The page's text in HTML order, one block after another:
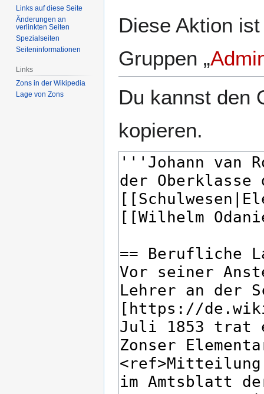
Diese Aktion
Gruppen „
Du kannst den
kopieren.
Links auf diese Seite
Änderungen an
verlinkten Seiten
Spezialseiten
Seiten­­informationen
Links
Zons in der Wikipedia
Lage von Zons